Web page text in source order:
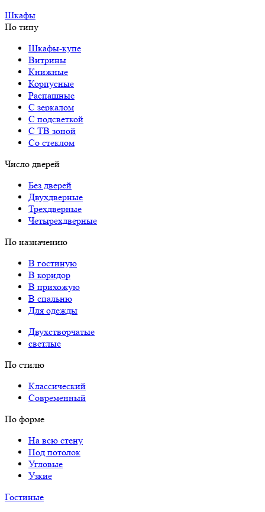
Шкафы
По типу
Шкафы-купе
Витрины
Книжные
Корпусные
Распашные
С зеркалом
С подсветкой
С ТВ зоной
Со стеклом
Число дверей
Без дверей
Двухдверные
Трехдверные
Четырехдверные
По назначению
В гостиную
В коридор
В прихожую
В спальню
Для одежды
Двухстворчатые
светлые
По стилю
Классический
Современный
По форме
На всю стену
Под потолок
Угловые
Узкие
Гостиные